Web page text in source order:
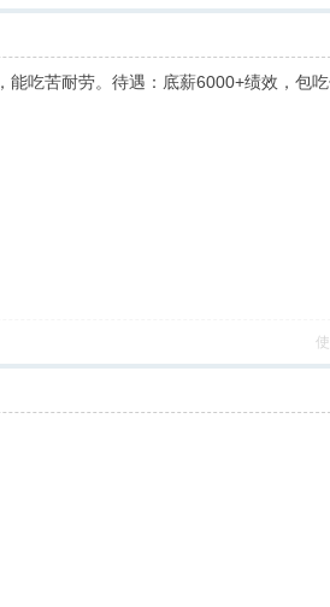
吃苦耐劳。待遇：底薪6000+绩效，包